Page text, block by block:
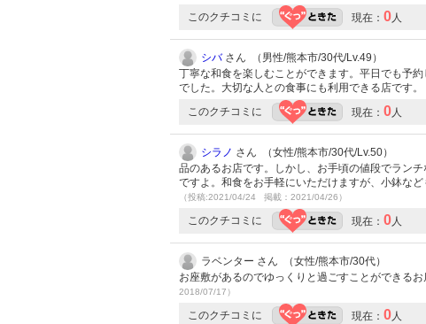
このクチコミに 現在： 0人
シバさん （男性/熊本市/30代/Lv.49）
丁寧な和食を楽しむことができます。平日でも予
でした。大切な人との食事にも利用できる店です。
このクチコミに 現在： 0人
シラノ さん （女性/熊本市/30代/Lv.50）
品のあるお店です。しかし、お手頃の値段でラン
ですよ。和食をお手軽にいただけますが、小鉢な
（投稿:2021/04/24 掲載：2021/04/26）
このクチコミに 現在： 0人
ラベンター さん （女性/熊本市/30代）
お座敷があるのでゆっくりと過ごすことができる
2018/07/17）
このクチコミに 現在： 0人